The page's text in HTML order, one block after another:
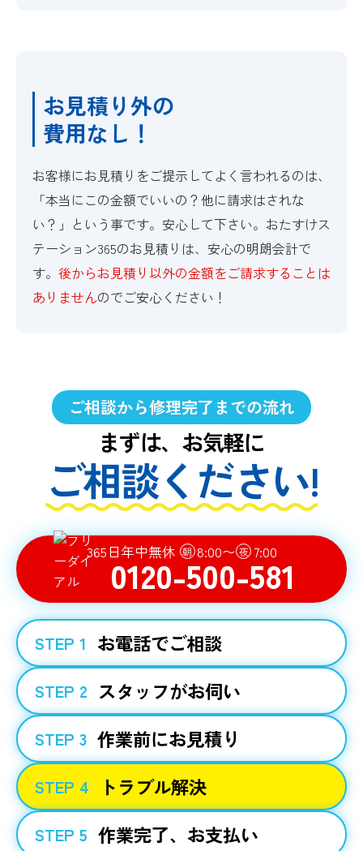
お見積り外の
費用なし！
お客様にお見積りをご提示してよく言われるのは、
「本当にこの金額でいいの？他に請求はされな
い？」という事です。安心して下さい。おたすけス
テーション365のお見積りは、安心の明朗会計で
す。 後からお見積り以外の金額をご請求することは
ありませんのでご安心ください！
ご相談から修理完了までの流れ
まずは、お気軽に
ご相談ください!
365日年中無休 朝 8:00〜 夜 7:00
0120-500-581
STEP 1 お電話でご相談
STEP 2 スタッフがお伺い
STEP 3 作業前にお見積り
STEP 4 トラブル解決
STEP 5 作業完了、お支払い